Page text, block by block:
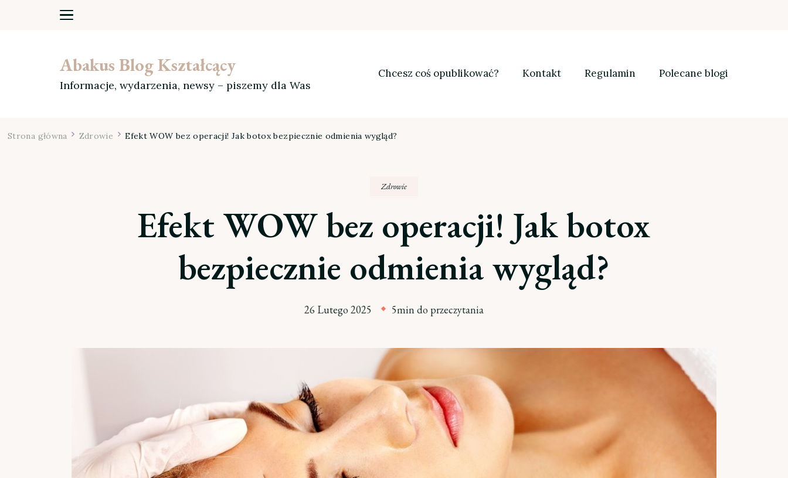
Abakus Blog Kształcący
Informacje, wydarzenia, newsy – piszemy dla Was
Chcesz coś opublikować? Kontakt Regulamin Polecane blogi
Strona główna Zdrowie Efekt WOW bez operacji! Jak botox bezpiecznie odmienia wygląd?
Zdrowie
Efekt WOW bez operacji! Jak botox
bezpiecznie odmienia wygląd?
26 Lutego 2025 5min do przeczytania